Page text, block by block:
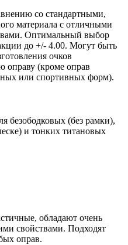
со стандартными,
материала с отличными
Оптимальный выбор
до +/- 4.00. Могут быть
очков
оправу (кроме оправ
или спортивных форм).
безободковых (без рамки),
и тонких титановых
обладают очень
свойствами. Подходят
оправ.